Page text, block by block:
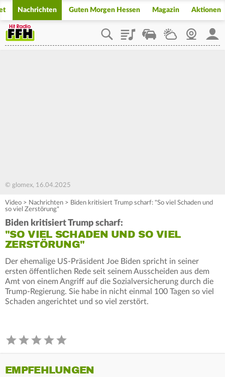
Nachrichten Guten Morgen Hessen Magazin Aktionen
PlaylistStaupilotWetterWebcam
© glomex, 16.04.2025
Video > Nachrichten > Biden kritisiert Trump scharf: "So viel Schaden und
so viel Zerstörung"
Biden kritisiert Trump scharf:
"SO VIEL SCHADEN UND SO VIEL
ZERSTÖRUNG"
Der ehemalige US-Präsident Joe Biden spricht in seiner
ersten öffentlichen Rede seit seinem Ausscheiden aus dem
Amt von einem Angriff auf die Sozialversicherung durch die
Trump-Regierung. Sie habe in nicht einmal 100 Tagen so viel
Schaden angerichtet und so viel zerstört.
EMPFEHLUNGEN